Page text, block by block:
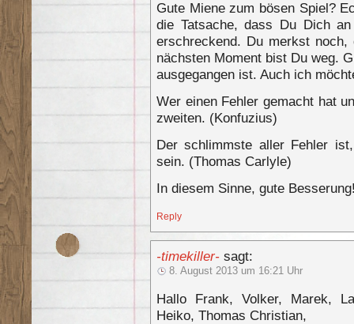
Gute Miene zum bösen Spiel?
die Tatsache, dass Du Dich
erschreckend. Du merkst
nächsten Moment bist Du weg.
ausgegangen ist. Auch ich
Wer einen Fehler gemacht hat
zweiten. (Konfuzius)
Der schlimmste aller Fehler
sein. (Thomas Carlyle)
In diesem Sinne, gute
Reply
-timekiller- sagt:
8. August 2013 um 16:21 Uhr
Hallo Frank, Volker, Marek,
Heiko, Thomas Christian,